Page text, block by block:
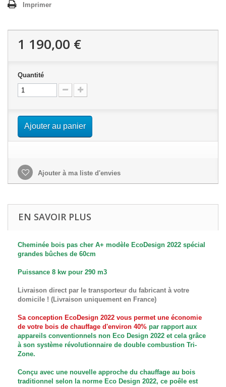
Imprimer
1 190,00 €
Quantité
Ajouter au panier
Ajouter à ma liste d'envies
EN SAVOIR PLUS
Cheminée bois pas cher A+ modèle EcoDesign 2022 spécial
grandes bûches de 60cm
Puissance 8 kw pour 290 m3
Livraison direct par le transporteur du fabricant à votre
domicile ! (Livraison uniquement en France)
Sa conception EcoDesign 2022 vous permet une économie
de votre bois de chauffage d'environ 40% par rapport aux
appareils conventionnels non Eco Design 2022 et cela grâce
à son système révolutionnaire de double combustion Tri-
Zone.
Conçu avec une nouvelle approche du chauffage au bois
traditionnel selon la norme Eco Design 2022, ce poêle est